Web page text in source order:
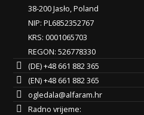
38-200 Jasło, Poland
NIP: PL6852352767
KRS: 0001065703
REGON: 526778330
(DE) +48 661 882 365
(EN) +48 661 882 365
ogledala@alfaram.hr
Radno vrijeme: